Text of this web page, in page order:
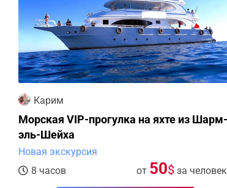
Карим
Морская VIP-прогулка на яхте из Шарм-
эль-Шейха
Новая экскурсия
8 часов
от 50$ за